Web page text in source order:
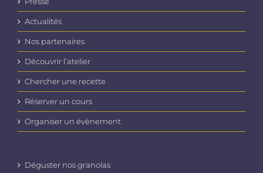
Actualités
Nos partenaires
Découvrir l’atelier
Chercher une recette
Réserver un cours
Organiser un évènement
Déguster nos granolas